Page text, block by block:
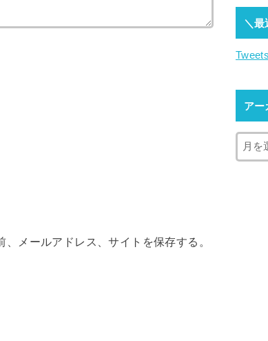
メールアドレス、サイトを保存する。
＼
アー